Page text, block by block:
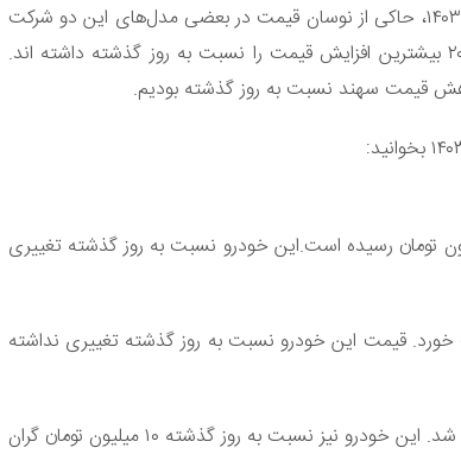
براساس قیمت محصولات ایران خودرو و سایپا در تاریخ ۲۹ اسفند ۱۴۰۳، حاکی از نوسان قیمت در بعضی مدل‌های این دو شرکت
است. بدین ترتیب در میان محصولات ایران خودرو؛ تارا و پژو ۲۰۷ بیشترین افزایش قیمت را نسبت به روز گذشته داشته اند.
قیمت سهند نسبت به روز گذشته بودیم.
صفر مدل ۱۴۰۳ ارتقا یافته امروز به حوالی ۵۳۰ میلیون تومان رسیده است.این خودرو نسبت به روز گذشته تغییری
۱۴۰۲، ۷۰۰ میلیون تومان قیمت خورد. قیمت این خودرو نسبت به روز گذشته تغییری نداشته
قیمت پژو ۲۰۷ ارتقا یافته دنده ای سال ۱۴۰۳ نیز ۹۰۰ میلیون تومان شد. این خودرو نیز نسبت به روز گذشته ۱۰ میلیون تومان گران